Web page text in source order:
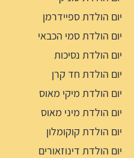
יום הולדת ספיידרמן
יום הולדת סמי הכבאי
יום הולדת נסיכות
יום הולדת חד קרן
יום הולדת מיקי מאוס
יום הולדת מיני מאוס
יום הולדת קוקומלון
יום הולדת דינוזאורים